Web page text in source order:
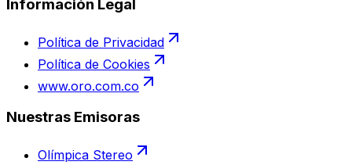
Información Legal
Política de Privacidad
Política de Cookies
www.oro.com.co
Nuestras Emisoras
Olímpica Stereo